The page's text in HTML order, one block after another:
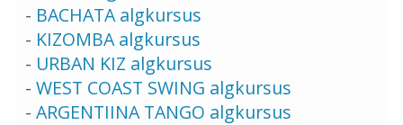
- BACHATA algkursus
- KIZOMBA algkursus
- URBAN KIZ algkursus
- WEST COAST SWING algkursus
- ARGENTIINA TANGO algkursus